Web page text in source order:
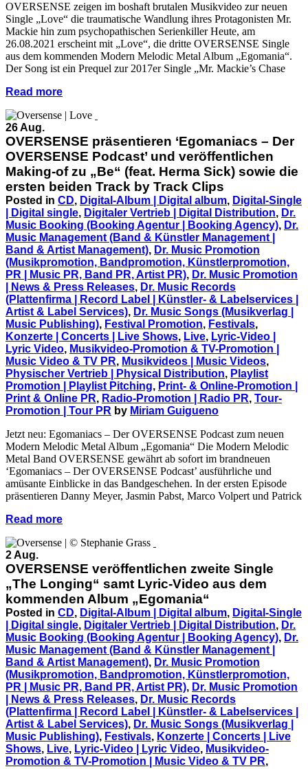
OVERSENSE zeigen im boshaft brutalen Musikvideo zur neuen
Single „Love“ die traumatische Wandlung ihres Protagonisten Mr.
Mackie hin zum psychopathischen Serienkiller Heute, am
26.08.2021 erscheint mit „Love“, die dritte OVERSENSE Single
aus dem kommenden Modern Melodic Metal Album „Egomania“.
Der Song ist ein Prequel zur 2017er Single „Mr. Mackie’s Chase
Read more
26 Aug.
OVERSENSE präsentieren ‘Egomaniacs – Der
OVERSENSE Podcast’ und veröffentlichen
Making-of zu „Be“ (feat. Herma Sick) sowie die
ersten beiden Track by Track Clips
Posted in CD, Digital-Album | Digital album, Digital-Single
| Digital single, Digitaler Vertrieb | Digital Distribution, Dr.
Music Booking (Booking Agentur | Booking Agency), Dr.
Music Management (Band & Künstler Management |
Band & Artist Management), Dr. Music Promotion
(Musikpromotion, Bandpromotion, Künstlerpromotion,
PR | Music PR, Band PR, Artist PR), Dr. Music Promotion
| News & Press Releases, Dr. Music Records
(Plattenfirma | Record Label | Künstler- & Labelservices |
Artist & Label Services), Dr. Music Songs (Musikverlag |
Music Publishing), Festival Promotion, Festivals,
Konzerte | Concerts | Live Shows, Live, Lyric-Video |
Lyric Video, Musikvideo-Promotion & TV-Promotion |
Music Video & TV PR, Musikvideos | Music Videos,
Physischer Vertrieb | Physical Distribution, Playlist
Promotion | Playlist Pitching, Print- & Online-Promotion |
Print & Online PR, Radio-Promotion | Radio PR, Tour-
Promotion | Tour PR by Miriam Guigueno
Jetzt neu: Egomaniacs – Der OVERSENSE Podcast zum neuen
Modern Melodic Metal Album „Egomania“ Die Modern Melodic
Metal Band OVERSENSE gewährt ab sofort im brandneuen
‘Egomaniacs – Der OVERSENSE Podcast’ ausführliche und
amüsante Einblicke in das Bandgeschehen. In der ersten Episode
präsentieren Danny Meyer, Jasmin Pabst, Marco Volpert und Patrick
Read more
2 Aug.
OVERSENSE veröffentlichen zweite Single
„The Longing“ samt Lyric-Video aus dem
kommenden Album „Egomania“
Posted in CD, Digital-Album | Digital album, Digital-Single
| Digital single, Digitaler Vertrieb | Digital Distribution, Dr.
Music Booking (Booking Agentur | Booking Agency), Dr.
Music Management (Band & Künstler Management |
Band & Artist Management), Dr. Music Promotion
(Musikpromotion, Bandpromotion, Künstlerpromotion,
PR | Music PR, Band PR, Artist PR), Dr. Music Promotion
| News & Press Releases, Dr. Music Records
(Plattenfirma | Record Label | Künstler- & Labelservices |
Artist & Label Services), Dr. Music Songs (Musikverlag |
Music Publishing), Festivals, Konzerte | Concerts | Live
Shows, Live, Lyric-Video | Lyric Video, Musikvideo-
Promotion & TV-Promotion | Music Video & TV PR,